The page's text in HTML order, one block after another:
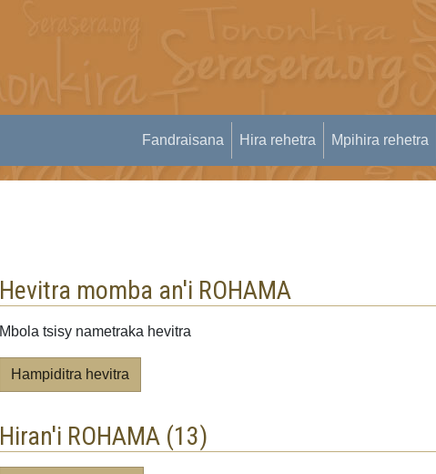
Fandraisana Hira rehetra Mpihira rehetra
Hevitra momba an'i ROHAMA
Mbola tsisy nametraka hevitra
Hampiditra hevitra
Hiran'i ROHAMA (13)